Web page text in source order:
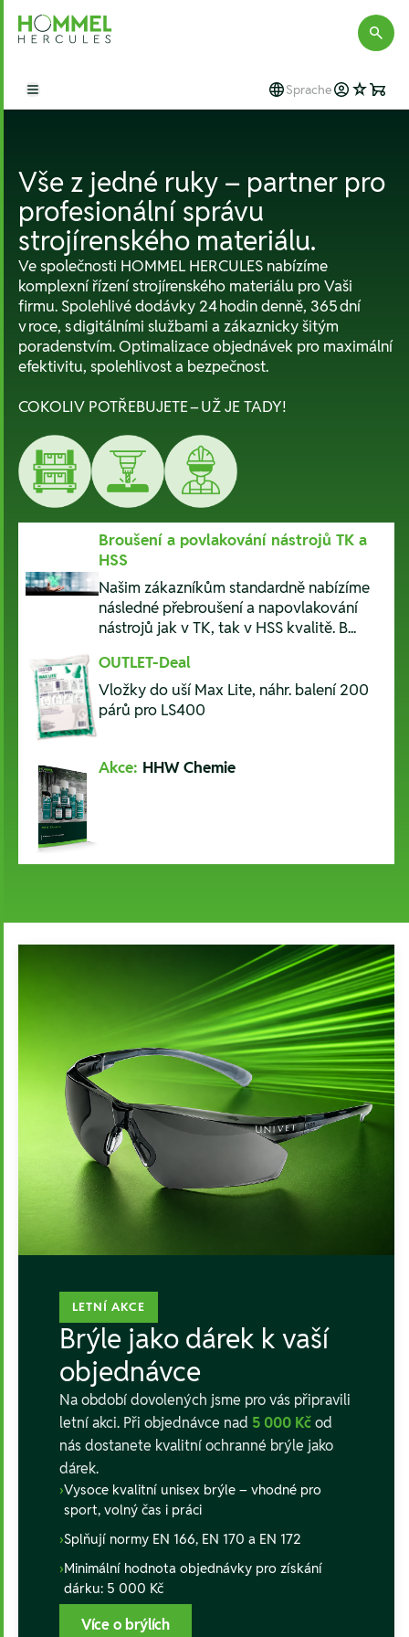
Hommel Hercules
Open main menu Sprache
Vše z jedné ruky – partner pro
profesionální správu
strojírenského materiálu.
Ve společnosti HOMMEL HERCULES nabízíme
komplexní řízení strojírenského materiálu pro Vaši
firmu. Spolehlivé dodávky 24 hodin denně, 365 dní
v roce, s digitálními službami a zákaznicky šitým
poradenstvím. Optimalizace objednávek pro maximální
efektivitu, spolehlivost a bezpečnost.
COKOLIV POTŘEBUJETE – UŽ JE TADY!
Broušení a povlakování nástrojů TK a
HSS
Našim zákazníkům standardně nabízíme
následné přebroušení a napovlakování
nástrojů jak v TK, tak v HSS kvalitě. B...
OUTLET-Deal
Vložky do uší Max Lite, náhr. balení 200
párů pro LS400
Akce: HHW Chemie
LETNÍ AKCE
Brýle jako dárek k vaší
objednávce
Na období dovolených jsme pro vás připravili
letní akci. Při objednávce nad 5 000 Kčod
nás dostanete kvalitní ochranné brýle jako
dárek.
›Vysoce kvalitní unisex brýle – vhodné pro
sport, volný čas i práci
›Splňují normy EN 166, EN 170 a EN 172
›Minimální hodnota objednávky pro získání
dárku: 5 000 Kč
Více o brýlích